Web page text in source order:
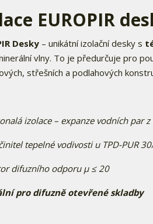
EUROPIR
Desky – unikátní izolační desky s
vlny. To je předurčuje pro
střešních a podlahových
izolace – expanze vodních par
tepelné vodivosti u TPD-PUR
difuzního odporu µ ≤ 20
pro difuzně otevřené skladby